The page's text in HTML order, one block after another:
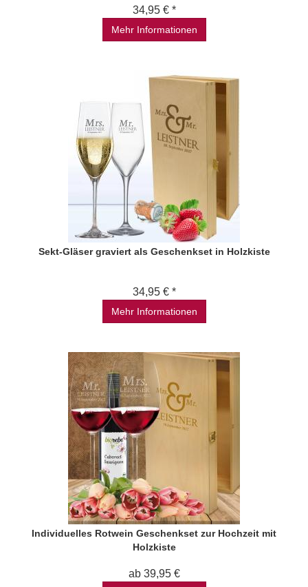
34,95 € *
Mehr Informationen
Sekt-Gläser graviert als Geschenkset in Holzkiste
34,95 € *
Mehr Informationen
Individuelles Rotwein Geschenkset zur Hochzeit mit
Holzkiste
ab 39,95 €